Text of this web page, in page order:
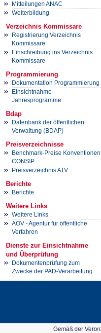
Gemäß der
Mitteilungen ANAC
Weiterbildung
Verzeichnis Kommissare
Registrierung Verzeichnis
Kommissare
Einschreibung ins Verzeichnis
Kommissare
Programmierung
Dokumentation Programmierung
Einsichtnahme
Jahresprogramme
Bdap
Datenbank der öffentlichen
Verwaltung (BDAP)
Preisverzeichnisse
Benchmark-Preise Konventionen
CONSIP
Preisverzeichnis ATV
Berichte
Berichte
Weitere Links
Weitere Links
AOV - Agentur für öffentliche
Verfahren
Dienste zur Einsichtnahme
und Überprüfung
Dokumentenprüfung zum
Zwecke der PAD-Verarbeitung